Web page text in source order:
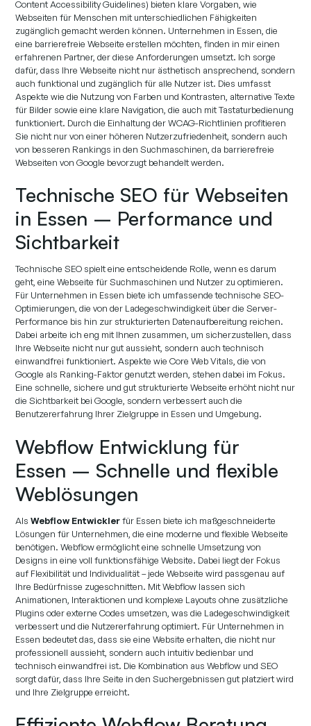
Content Accessibility Guidelines) bieten klare Vorgaben, wie
Webseiten für Menschen mit unterschiedlichen Fähigkeiten
zugänglich gemacht werden können. Unternehmen in Essen, die
eine barrierefreie Webseite erstellen möchten, finden in mir einen
erfahrenen Partner, der diese Anforderungen umsetzt. Ich sorge
dafür, dass Ihre Webseite nicht nur ästhetisch ansprechend, sondern
auch funktional und zugänglich für alle Nutzer ist. Dies umfasst
Aspekte wie die Nutzung von Farben und Kontrasten, alternative Texte
für Bilder sowie eine klare Navigation, die auch mit Tastaturbedienung
funktioniert. Durch die Einhaltung der WCAG-Richtlinien profitieren
Sie nicht nur von einer höheren Nutzerzufriedenheit, sondern auch
von besseren Rankings in den Suchmaschinen, da barrierefreie
Webseiten von Google bevorzugt behandelt werden.
Technische SEO für Webseiten
in Essen – Performance und
Sichtbarkeit
Technische SEO spielt eine entscheidende Rolle, wenn es darum
geht, eine Webseite für Suchmaschinen und Nutzer zu optimieren.
Für Unternehmen in Essen biete ich umfassende technische SEO-
Optimierungen, die von der Ladegeschwindigkeit über die Server-
Performance bis hin zur strukturierten Datenaufbereitung reichen.
Dabei arbeite ich eng mit Ihnen zusammen, um sicherzustellen, dass
Ihre Webseite nicht nur gut aussieht, sondern auch technisch
einwandfrei funktioniert. Aspekte wie Core Web Vitals, die von
Google als Ranking-Faktor genutzt werden, stehen dabei im Fokus.
Eine schnelle, sichere und gut strukturierte Webseite erhöht nicht nur
die Sichtbarkeit bei Google, sondern verbessert auch die
Benutzererfahrung Ihrer Zielgruppe in Essen und Umgebung.
Webflow Entwicklung für
Essen – Schnelle und flexible
Weblösungen
AlsWebflow Entwicklerfür Essen biete ich maßgeschneiderte
Lösungen für Unternehmen, die eine moderne und flexible Webseite
benötigen. Webflow ermöglicht eine schnelle Umsetzung von
Designs in eine voll funktionsfähige Website. Dabei liegt der Fokus
auf Flexibilität und Individualität – jede Webseite wird passgenau auf
Ihre Bedürfnisse zugeschnitten. Mit Webflow lassen sich
Animationen, Interaktionen und komplexe Layouts ohne zusätzliche
Plugins oder externe Codes umsetzen, was die Ladegeschwindigkeit
verbessert und die Nutzererfahrung optimiert. Für Unternehmen in
Essen bedeutet das, dass sie eine Website erhalten, die nicht nur
professionell aussieht, sondern auch intuitiv bedienbar und
technisch einwandfrei ist. Die Kombination aus Webflow und SEO
sorgt dafür, dass Ihre Seite in den Suchergebnissen gut platziert wird
und Ihre Zielgruppe erreicht.